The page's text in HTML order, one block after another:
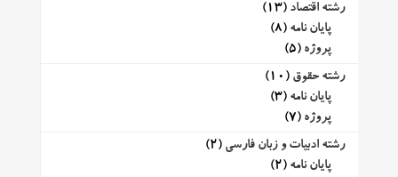
رشته اقتصاد (13)
پایان نامه (8)
پروژه (5)
رشته حقوق (10)
پایان نامه (3)
پروژه (7)
رشته ادبیات و زبان فارسی (2)
پایان نامه (2)